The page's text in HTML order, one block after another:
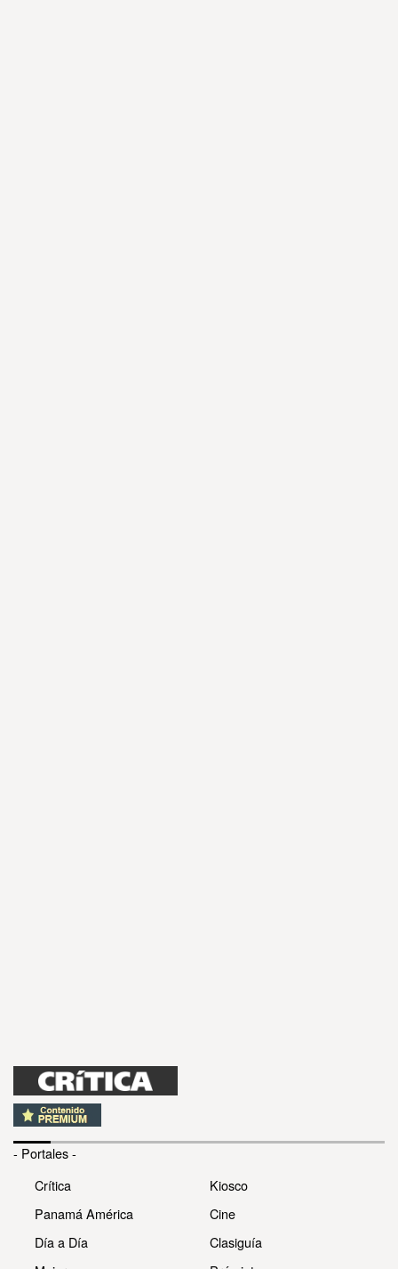
- Portales -
Crítica
Panamá América
Día a Día
Kiosco
Cine
Clasiguía